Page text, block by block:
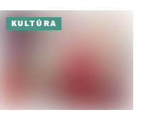
KULTÚRA